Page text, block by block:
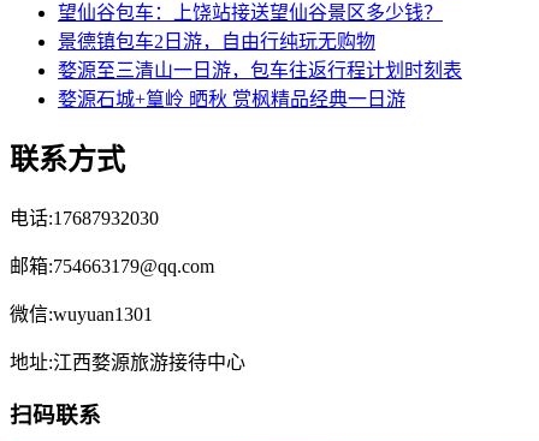
望仙谷包车：上饶站接送望仙谷景区多少钱？
景德镇包车2日游，自由行纯玩无购物
婺源至三清山一日游，包车往返行程计划时刻表
婺源石城+篁岭 晒秋 赏枫精品经典一日游
联系方式
电话:17687932030
邮箱:754663179@qq.com
微信:wuyuan1301
地址:江西婺源旅游接待中心
扫码联系